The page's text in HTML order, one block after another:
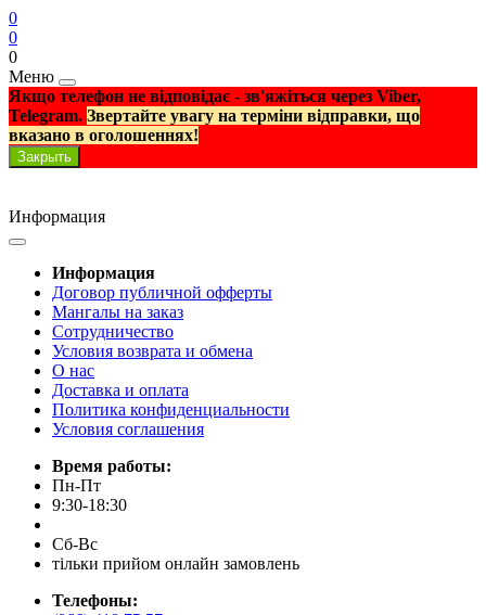
0
0
0
Меню
Якщо телефон не відповідає - зв'яжіться через Viber,
Telegram. Звертайте увагу на терміни відправки, що
вказано в оголошеннях!
Закрыть
Информация
Информация
Договор публичной офферты
Мангалы на заказ
Сотрудничество
Условия возврата и обмена
О нас
Доставка и оплата
Политика конфиденциальности
Условия соглашения
Время работы:
Пн-Пт
9:30-18:30
Сб-Вс
тільки прийом онлайн замовлень
Телефоны: